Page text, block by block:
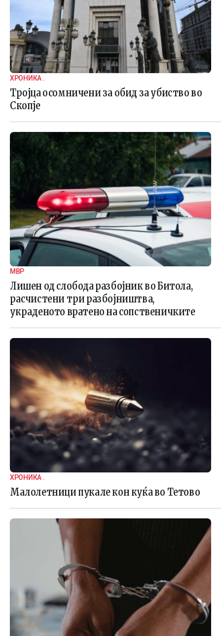
ХРОНИКА .
Тројца осомничени за обид за убиство во
Скопје
МВР
Лишен од слобода разбојник во Битола,
расчистени три разбојништва,
украденото вратено на сопственичките
ХРОНИКА .
Малолетници пукале кон куќа во Тетово